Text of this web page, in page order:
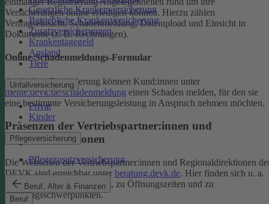
Gesetzliche Krankenversicherung
Betriebliche Krankenversicherung
Zusatzversicherungen
Krankentagegeld
Ausland
Tiere
Unfallversicherung
Privat
Kinder
Pflegeversicherung
Pflegezusatzversicherung
Beruf, Alter & Finanzen
Beruf
Versicherungen online erledigen können. Hierzu zählen
Vertragseinsicht, Schadenmeldung, Dateiupload und Einsicht in
Dokumente (z. B. Rechnungen).
Online-Schadenmeldungs-Formular
Auch ohne Registrierung können Kund:innen unter
meine.devk.de/schadenmeldung einen Schaden melden, für den sie
eine bestimmte Versicherungsleistung in Anspruch nehmen möchten.
Präsenzen der Vertriebspartner:innen und
Regionaldirektionen
Die Webseiten der Vertriebspartner:innen und Regionaldirektionen
DEVK sind erreichbar unter beratung.devk.de. Hier finden sich u. a.
Informationen zum Standort, zu Öffnungszeiten und zu
Beratungsschwerpunkten.